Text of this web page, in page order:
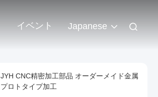
イベント Japanese
JYH CNC精密加工部品 オーダーメイド金属
プロトタイプ加工